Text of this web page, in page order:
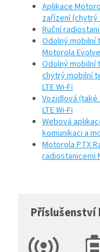
Aplikace
zařízení
Ruční
Odolný mobilní
Motorola Evolve
Odolný mobilní
chytrý mobilní
LTE Wi-Fi
Vozidlová
LTE Wi-Fi
Webová
komunikaci a
Motorola PTX
radiostanicemi
Příslušenství